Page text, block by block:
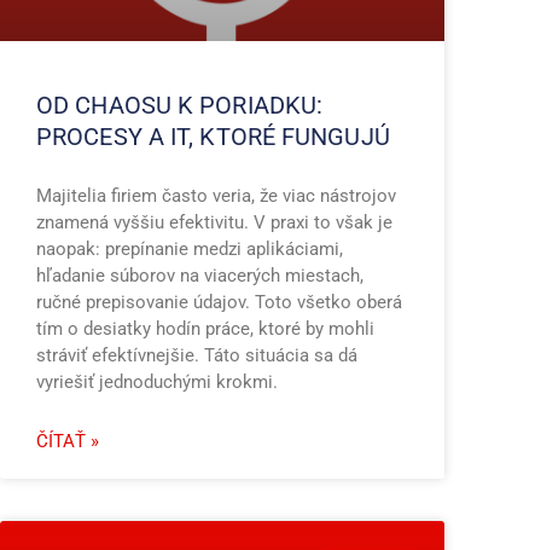
OD CHAOSU K PORIADKU:
PROCESY A IT, KTORÉ FUNGUJÚ
Majitelia firiem často veria, že viac nástrojov
znamená vyššiu efektivitu. V praxi to však je
naopak: prepínanie medzi aplikáciami,
hľadanie súborov na viacerých miestach,
ručné prepisovanie údajov. Toto všetko oberá
tím o desiatky hodín práce, ktoré by mohli
stráviť efektívnejšie. Táto situácia sa dá
vyriešiť jednoduchými krokmi.
ČÍTAŤ »